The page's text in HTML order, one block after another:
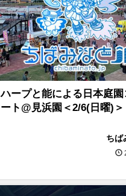
ハープと能による日本庭
ート@見浜園＜2/6(日曜)＞
ちば